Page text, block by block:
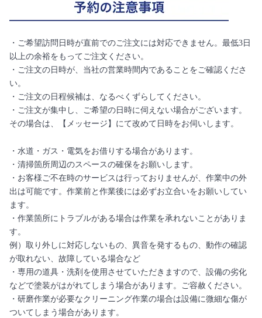
・ご希望訪問日時が直前でのご注文には対応できません。最低3日
以上の余裕をもってご注文ください。
・ご注文の日時が、当社の営業時間内であることをご確認くださ
い。
・ご注文の日程候補は、なるべくずらしてください。
・ご注文が集中し、ご希望の日時に伺えない場合がございます。
その場合は、【メッセージ】にて改めて日時をお伺いします。
・水道・ガス・電気をお借りする場合があります。
・清掃箇所周辺のスペースの確保をお願いします。
・お客様ご不在時のサービスは行っておりませんが、作業中の外
出は可能です。作業前と作業後には必ずお立合いをお願いしてい
ます。
・作業箇所にトラブルがある場合は作業を承れないことがありま
す。
例）取り外しに対応しないもの、異音を発するもの、動作の確認
が取れない、故障している場合など
・専用の道具・洗剤を使用させていただきますので、設備の劣化
などで塗装がはがれてしまう場合があります。ご容赦ください。
・研磨作業が必要なクリーニング作業の場合は設備に微細な傷が
ついてしまう場合があります。